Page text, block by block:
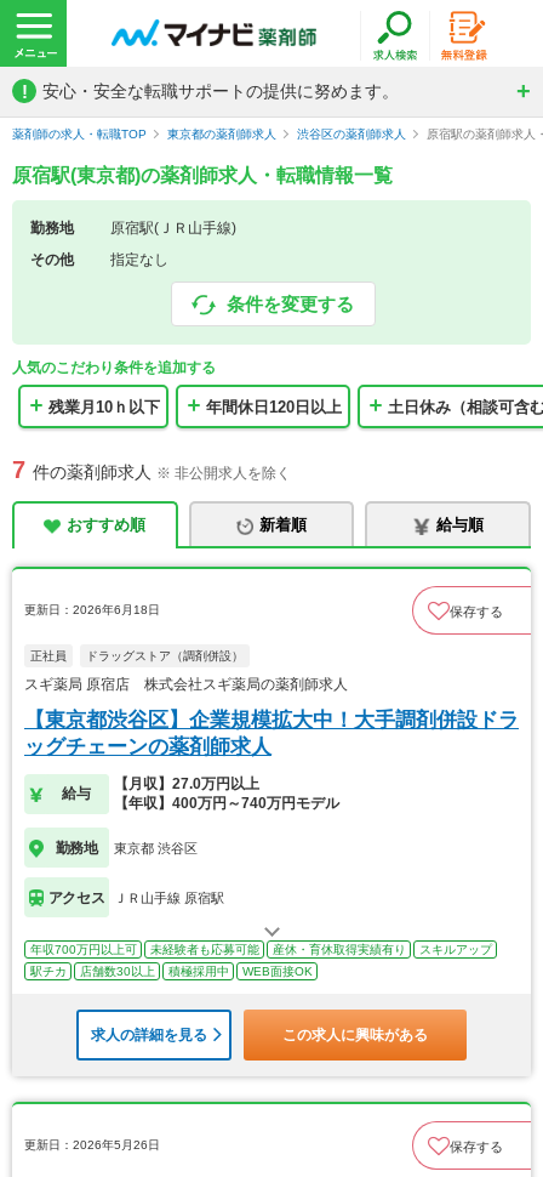
! 安心・安全な転職サポートの提供に努めます。
薬剤師の求人・転職TOP 東京都の薬剤師求人 渋谷区の薬剤師求人 原宿駅の薬剤師求人
原宿駅(東京都)の薬剤師求人・転職情報一覧
勤務地
原宿駅(ＪＲ山手線)
その他
指定なし
条件を変更する
人気のこだわり条件を追加する
残業月10ｈ以下 年間休日120日以上 土日休み（相談可含
7 件の薬剤師求人 ※ 非公開求人を除く
おすすめ順 新着順 給与順
更新日：2026年6月18日 保存する
正社員 ドラッグストア（調剤併設）
スギ薬局 原宿店 株式会社スギ薬局の薬剤師求人
【東京都渋谷区】企業規模拡大中！大手調剤併設ドラ
ッグチェーンの薬剤師求人
給与
【月収】27.0万円以上
【年収】400万円～740万円モデル
勤務地 東京都 渋谷区
アクセス ＪＲ山手線 原宿駅
年収700万円以上可 未経験者も応募可能 産休・育休取得実績有り
スキルアップ
駅チカ
店舗数30以上 積極採用中 WEB面接OK
求人の詳細を見る この求人に興味がある
更新日：2026年5月26日 保存する